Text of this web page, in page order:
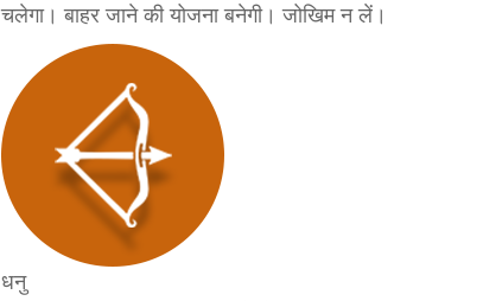
चलेगा। बाहर जाने की योजना बनेगी। जोखिम न लें।
धनु